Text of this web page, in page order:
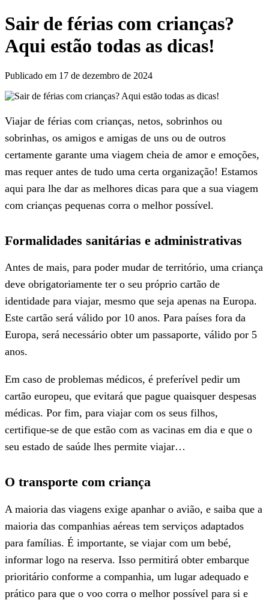
Sair de férias com crianças?
Aqui estão todas as dicas!
Publicado em 17 de dezembro de 2024
Viajar de férias com crianças, netos, sobrinhos ou
sobrinhas, os amigos e amigas de uns ou de outros
certamente garante uma viagem cheia de amor e emoções,
mas requer antes de tudo uma certa organização! Estamos
aqui para lhe dar as melhores dicas para que a sua viagem
com crianças pequenas corra o melhor possível.
Formalidades sanitárias e administrativas
Antes de mais, para poder mudar de território, uma criança
deve obrigatoriamente ter o seu próprio cartão de
identidade para viajar, mesmo que seja apenas na Europa.
Este cartão será válido por 10 anos. Para países fora da
Europa, será necessário obter um passaporte, válido por 5
anos.
Em caso de problemas médicos, é preferível pedir um
cartão europeu, que evitará que pague quaisquer despesas
médicas. Por fim, para viajar com os seus filhos,
certifique-se de que estão com as vacinas em dia e que o
seu estado de saúde lhes permite viajar…
O transporte com criança
A maioria das viagens exige apanhar o avião, e saiba que a
maioria das companhias aéreas tem serviços adaptados
para famílias. É importante, se viajar com um bebé,
informar logo na reserva. Isso permitirá obter embarque
prioritário conforme a companhia, um lugar adequado e
prático para que o voo corra o melhor possível para si e